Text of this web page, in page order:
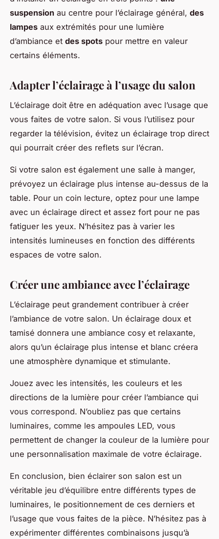
suspension au centre pour l’éclairage général, des
lampes aux extrémités pour une lumière
d’ambiance et des spots pour mettre en valeur
certains éléments.
Adapter l’éclairage à l’usage du salon
L’éclairage doit être en adéquation avec l’usage que
vous faites de votre salon. Si vous l’utilisez pour
regarder la télévision, évitez un éclairage trop direct
qui pourrait créer des reflets sur l’écran.
Si votre salon est également une salle à manger,
prévoyez un éclairage plus intense au-dessus de la
table. Pour un coin lecture, optez pour une lampe
avec un éclairage direct et assez fort pour ne pas
fatiguer les yeux. N’hésitez pas à varier les
intensités lumineuses en fonction des différents
espaces de votre salon.
Créer une ambiance avec l’éclairage
L’éclairage peut grandement contribuer à créer
l’ambiance de votre salon. Un éclairage doux et
tamisé donnera une ambiance cosy et relaxante,
alors qu’un éclairage plus intense et blanc créera
une atmosphère dynamique et stimulante.
Jouez avec les intensités, les couleurs et les
directions de la lumière pour créer l’ambiance qui
vous correspond. N’oubliez pas que certains
luminaires, comme les ampoules LED, vous
permettent de changer la couleur de la lumière pour
une personnalisation maximale de votre éclairage.
En conclusion, bien éclairer son salon est un
véritable jeu d’équilibre entre différents types de
luminaires, le positionnement de ces derniers et
l’usage que vous faites de la pièce. N’hésitez pas à
expérimenter différentes combinaisons jusqu’à